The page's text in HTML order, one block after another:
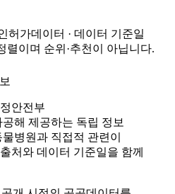
허가데이터 · 데이터 기준일
렬이며 순위·추천이 아닙니다.
안전부
해 제공하는 독립 정보
병원과 직접적 관련이
처와 데이터 기준일을 함께